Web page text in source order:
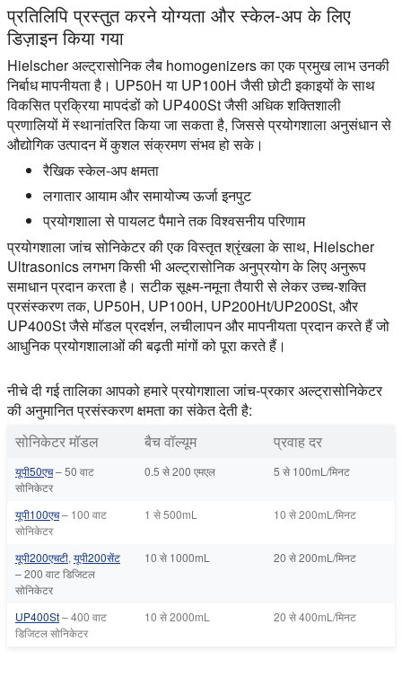
प्रतिलिपि प्रस्तुत करने योग्यता और स्केल-अप के लिए
डिज़ाइन किया गया
Hielscher अल्ट्रासोनिक लैब homogenizers का एक प्रमुख लाभ उनकी
निर्बाध मापनीयता है। UP50H या UP100H जैसी छोटी इकाइयों के साथ
विकसित प्रक्रिया मापदंडों को UP400St जैसी अधिक शक्तिशाली
प्रणालियों में स्थानांतरित किया जा सकता है, जिससे प्रयोगशाला अनुसंधान से
औद्योगिक उत्पादन में कुशल संक्रमण संभव हो सके।
रैखिक स्केल-अप क्षमता
लगातार आयाम और समायोज्य ऊर्जा इनपुट
प्रयोगशाला से पायलट पैमाने तक विश्वसनीय परिणाम
प्रयोगशाला जांच सोनिकेटर की एक विस्तृत श्रृंखला के साथ, Hielscher
Ultrasonics लगभग किसी भी अल्ट्रासोनिक अनुप्रयोग के लिए अनुरूप
समाधान प्रदान करता है। सटीक सूक्ष्म-नमूना तैयारी से लेकर उच्च-शक्ति
प्रसंस्करण तक, UP50H, UP100H, UP200Ht/UP200St, और
UP400St जैसे मॉडल प्रदर्शन, लचीलापन और मापनीयता प्रदान करते हैं जो
आधुनिक प्रयोगशालाओं की बढ़ती मांगों को पूरा करते हैं।
नीचे दी गई तालिका आपको हमारे प्रयोगशाला जांच-प्रकार अल्ट्रासोनिकेटर
की अनुमानित प्रसंस्करण क्षमता का संकेत देती है:
सोनिकेटर मॉडल
बैच वॉल्यूम प्रवाह दर
यूपी50एच– 50 वाट
सोनिकेटर
0.5 से 200 एमएल 5 से 100mL/मिनट
यूपी100एच– 100 वाट
सोनिकेटर
1 से 500mL 10 से 200mL/मिनट
यूपी200एचटी, यूपी200सेंट
– 200 वाट डिजिटल
सोनिकेटर
10 से 1000mL 20 से 200mL/मिनट
UP400St– 400 वाट
डिजिटल सोनिकेटर
10 से 2000mL 20 से 400mL/मिनट